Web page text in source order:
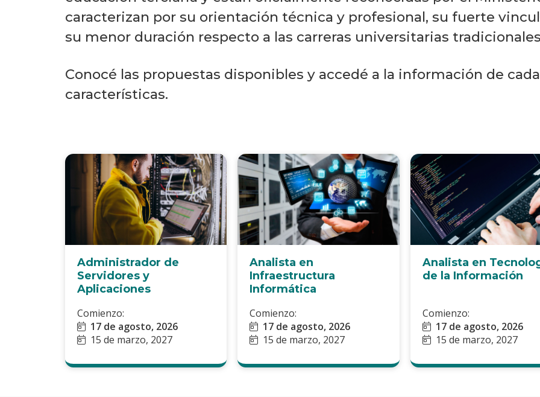
caracterizan por su orientación técnica y profesional, su fuerte
su menor duración respecto a las carreras universitarias
Conocé las propuestas disponibles y accedé a la información de
características.
Administrador de
Servidores y
Aplicaciones
Comienzo:
17 de agosto, 2026
15 de marzo, 2027
Analista en
Infraestructura
Informática
Comienzo:
17 de agosto, 2026
15 de marzo, 2027
Analista en
de la Información
Comienzo:
17 de agosto, 2026
15 de marzo, 2027